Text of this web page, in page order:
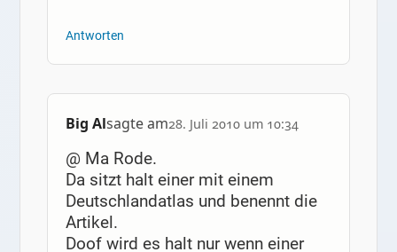
Antworten
Big Alsagte am28. Juli 2010 um 10:34
@ Ma Rode.
Da sitzt halt einer mit einem
Deutschlandatlas und benennt die
Artikel.
Doof wird es halt nur wenn einer